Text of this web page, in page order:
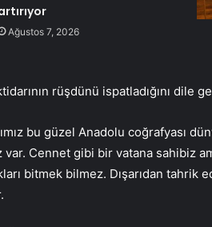
Ağustos 7, 2026
rüşdünü ispatladığını
bu güzel Anadolu coğrafyası
Cennet gibi bir vatana sahibiz
bitmek bilmez. Dışarıdan tahrik